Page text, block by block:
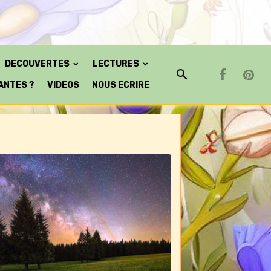
DECOUVERTES LECTURES
? VIDEOS NOUS ECRIRE